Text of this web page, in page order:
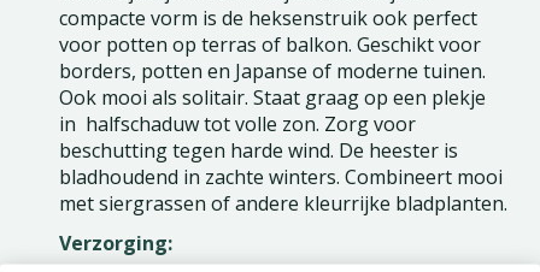
compacte vorm is de heksenstruik ook perfect
voor potten op terras of balkon. Geschikt voor
borders, potten en Japanse of moderne tuinen.
Ook mooi als solitair. Staat graag op een plekje
in halfschaduw tot volle zon. Zorg voor
beschutting tegen harde wind. De heester is
bladhoudend in zachte winters. Combineert mooi
met siergrassen of andere kleurrijke bladplanten.
Verzorging: